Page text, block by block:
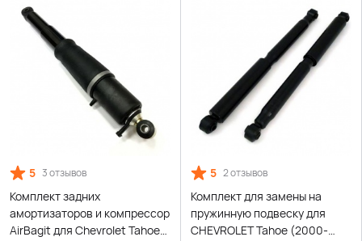
5 3 отзывов
Комплект задних
амортизаторов и компрессор
AirBagit для Chevrolet Tahoe
5 2 отзывов
Комплект для замены на
пружинную подвеску для
CHEVROLET Tahoe (2000-